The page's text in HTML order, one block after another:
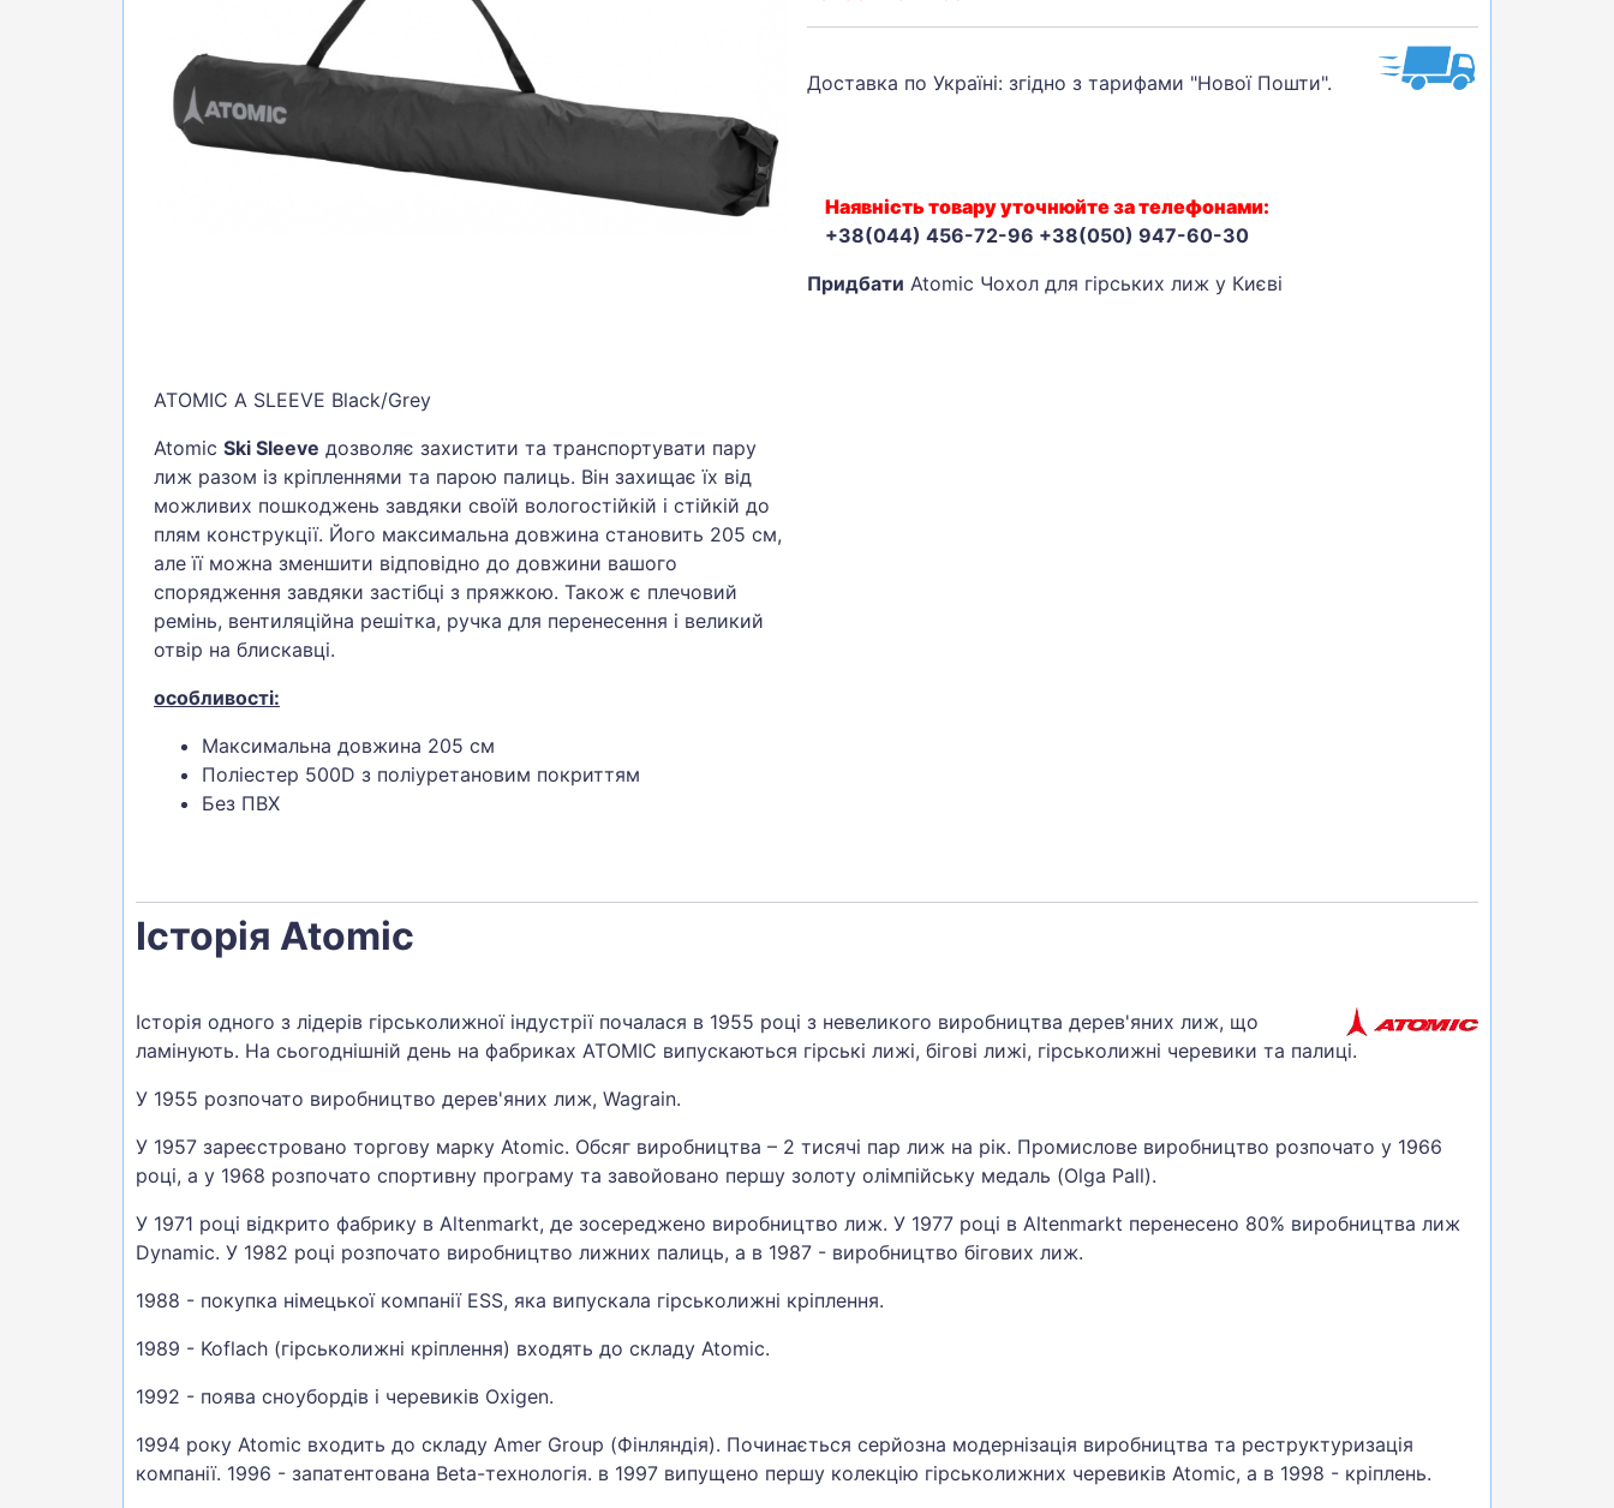
БІГ, ФІТНЕС, М'ЯЧІ
ВЕЛОСИПЕДИ
САМОКАТИ
ТЕНІС, БАДМІНТОН
ATOMIC A SLEEVE Black/Grey
Atomic Ski Sleeve дозволяє захистити та транспортувати пару
лиж разом із кріпленнями та парою палиць. Він захищає їх від
можливих пошкоджень завдяки своїй вологостійкій і стійкій до
плям конструкції. Його максимальна довжина становить 205 см,
але її можна зменшити відповідно до довжини вашого
спорядження завдяки застібці з пряжкою. Також є плечовий
ремінь, вентиляційна решітка, ручка для перенесення і великий
отвір на блискавці.
особливості:
Максимальна довжина 205 см
Поліестер 500D з поліуретановим покриттям
Без ПВХ
Доставка по Україні: згідно з тарифами "Нової Пошти".
Наявність товару уточнюйте за телефонами:
+38(044) 456-72-96 +38(050) 947-60-30
Придбати Atomic Чохол для гірських лиж у Києві
Історія Atomic
Історія одного з лідерів гірськолижної індустрії почалася в 1955 році з невеликого виробництва дерев'яних лиж, що
ламінують. На сьогоднішній день на фабриках ATOMIC випускаються гірські лижі, бігові лижі, гірськолижні черевики та палиці.
У 1955 розпочато виробництво дерев'яних лиж, Wagrain.
У 1957 зареєстровано торгову марку Atomic. Обсяг виробництва – 2 тисячі пар лиж на рік. Промислове виробництво розпочато у 1966
році, а у 1968 розпочато спортивну програму та завойовано першу золоту олімпійську медаль (Olga Pall).
У 1971 році відкрито фабрику в Altenmarkt, де зосереджено виробництво лиж. У 1977 році в Altenmarkt перенесено 80% виробництва лиж
Dynamic. У 1982 році розпочато виробництво лижних палиць, а в 1987 - виробництво бігових лиж.
1988 - покупка німецької компанії ESS, яка випускала гірськолижні кріплення.
1989 - Koflach (гірськолижні кріплення) входять до складу Atomic.
1992 - поява сноубордів і черевиків Oxigen.
1994 року Atomic входить до складу Amer Group (Фінляндія). Починається серйозна модернізація виробництва та реструктуризація
компанії. 1996 - запатентована Beta-технологія. в 1997 випущено першу колекцію гірськолижних черевиків Atomic, а в 1998 - кріплень.